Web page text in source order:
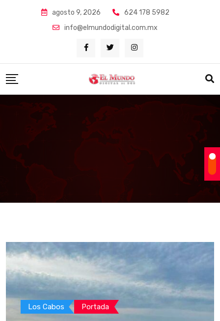
agosto 9, 2026
624 178 5982
info@elmundodigital.com.mx
Los Cabos Portada